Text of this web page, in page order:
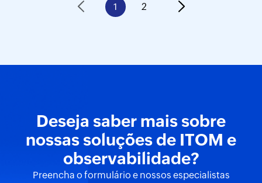
1 2
Deseja saber mais sobre
nossas soluções de ITOM e
observabilidade?
Preencha o formulário e nossos especialistas